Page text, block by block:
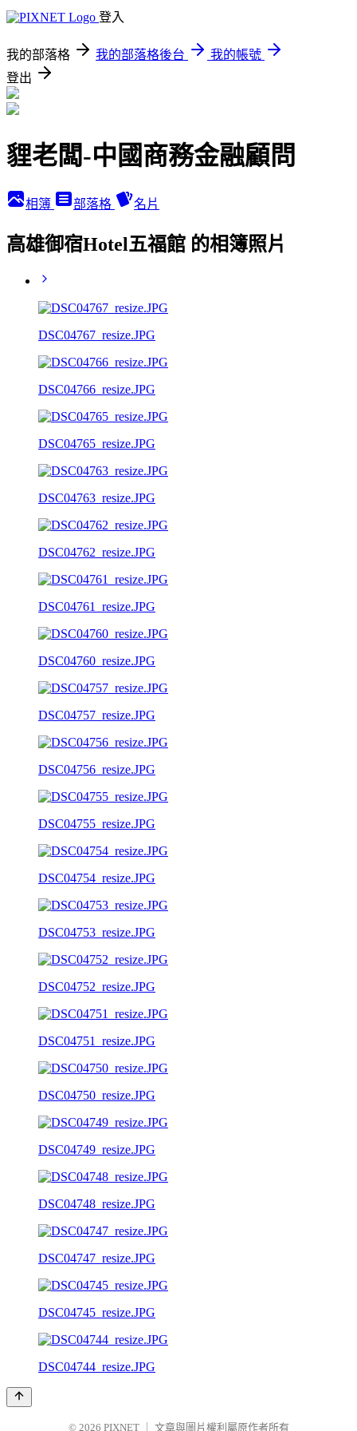
登入
我的部落格 我的部落格後台
我的帳號
登出
貍老闆-中國商務金融顧問
相簿 部落格 名片
高雄御宿Hotel五福館 的相簿照片
DSC04767_resize.JPG
DSC04766_resize.JPG
DSC04765_resize.JPG
DSC04763_resize.JPG
DSC04762_resize.JPG
DSC04761_resize.JPG
DSC04760_resize.JPG
DSC04757_resize.JPG
DSC04756_resize.JPG
DSC04755_resize.JPG
DSC04754_resize.JPG
DSC04753_resize.JPG
DSC04752_resize.JPG
DSC04751_resize.JPG
DSC04750_resize.JPG
DSC04749_resize.JPG
DSC04748_resize.JPG
DSC04747_resize.JPG
DSC04745_resize.JPG
DSC04744_resize.JPG
© 2026 PIXNET 文章與圖片權利屬原作者所有